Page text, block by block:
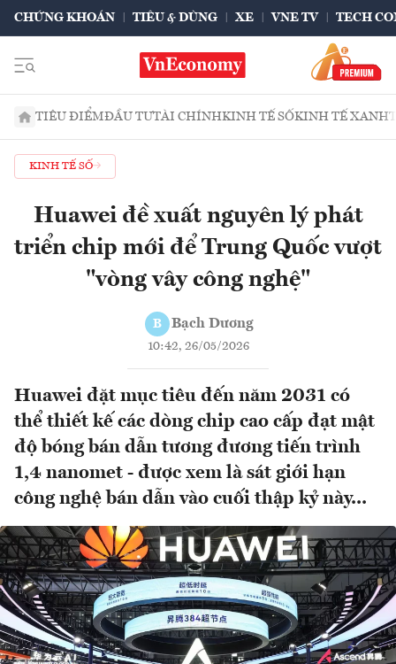
CHỨNG KHOÁN TIÊU & DÙNG XE VNE TV TECH
TIÊU ĐIỂMĐẦU TƯTÀI CHÍNHKINH TẾ SỐKINH TẾ XANH
KINH TẾ SỐ
Huawei đề xuất nguyên lý phát
triển chip mới để Trung Quốc vượt
"vòng vây công nghệ"
B Bạch Dương
10:42, 26/05/2026
Huawei đặt mục tiêu đến năm 2031 có
thể thiết kế các dòng chip cao cấp đạt mật
độ bóng bán dẫn tương đương tiến trình
1,4 nanomet - được xem là sát giới hạn
công nghệ bán dẫn vào cuối thập kỷ này...